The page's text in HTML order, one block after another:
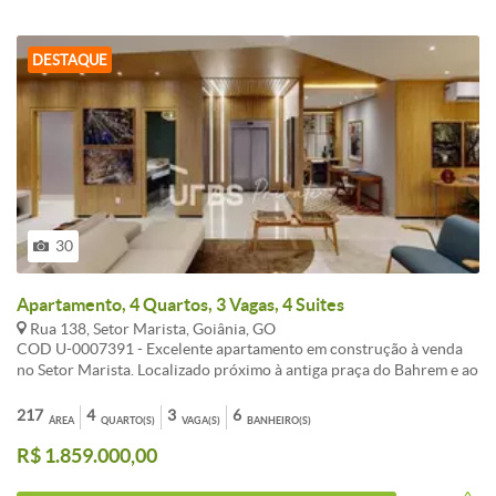
DESTAQUE
30
Apartamento, 4 Quartos, 3 Vagas, 4 Suites
Rua 138, Setor Marista, Goiânia, GO
COD U-0007391 - Excelente apartamento em construção à venda
no Setor Marista. Localizado próximo à antiga praça do Bahrem e ao
área privativa, em uma planta surpreendente, 4 suítes plenas, ampla
sala integrada com a cozinha, lavabo, escritório, área de serviço,
banho de serviço e Laje técnica. São 3 vagas de garagem e
ÁREA
217 QUARTO(S)
4 VAGA(S)
3 BANHEIRO(S)
6
R$ 1.859.000,00